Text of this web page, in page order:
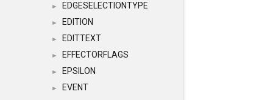
► EDGESELECTIONTYPE
► EDITION
► EDITTEXT
► EFFECTORFLAGS
► EPSILON
►
EVENT